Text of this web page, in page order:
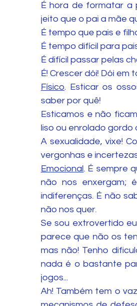
É hora de formatar a
jeito que o pai a mãe
É tempo que pais e
É tempo difícil para
É difícil passar pelas
É! Crescer dói! Dói em
Físico. Esticar os
saber por quê!
Esticamos e não
liso ou enrolado gordo
A sexualidade, vixe!
vergonhas e
Emocional. É sempre
não nos enxergam;
indiferenças. É não
não nos quer.
Se sou extrovertido
parece que não os
mas não! Tenho
nada é o bastante
jogos...
Ah! Também tem o